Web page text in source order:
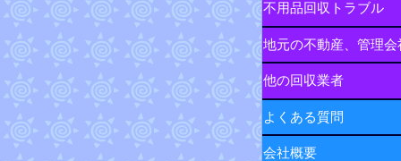
不用品回収トラブル
地元の不動産、管理会
他の回収業者
よくある質問
会社概要